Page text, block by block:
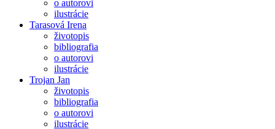
o autorovi
ilustrácie
Tarasová Irena
životopis
bibliografia
o autorovi
ilustrácie
Trojan Jan
životopis
bibliografia
o autorovi
ilustrácie